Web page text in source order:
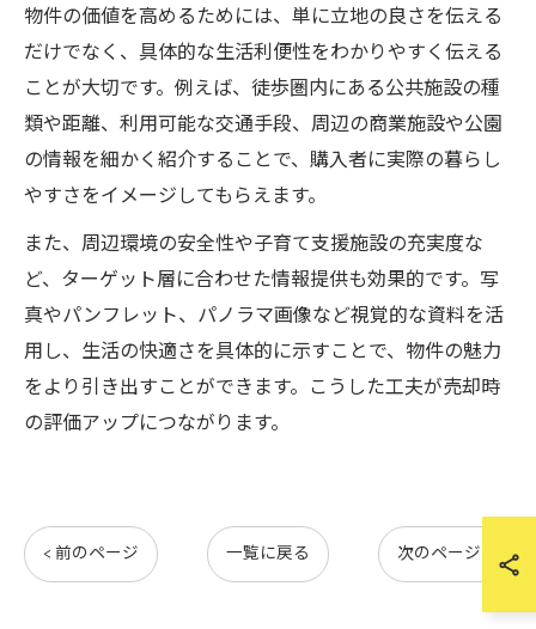
物件の価値を高めるためには、単に立地の良さを伝える
だけでなく、具体的な生活利便性をわかりやすく伝える
ことが大切です。例えば、徒歩圏内にある公共施設の種
類や距離、利用可能な交通手段、周辺の商業施設や公園
の情報を細かく紹介することで、購入者に実際の暮らし
やすさをイメージしてもらえます。
また、周辺環境の安全性や子育て支援施設の充実度な
ど、ターゲット層に合わせた情報提供も効果的です。写
真やパンフレット、パノラマ画像など視覚的な資料を活
用し、生活の快適さを具体的に示すことで、物件の魅力
をより引き出すことができます。こうした工夫が売却時
の評価アップにつながります。
< 前のページ 一覧に戻る 次のページ >